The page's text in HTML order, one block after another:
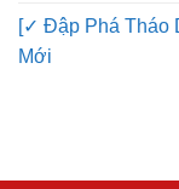
[✓ Đập Phá Tháo
Mới